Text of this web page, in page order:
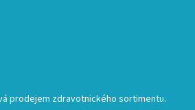
prodejem zdravotnického sortimentu.